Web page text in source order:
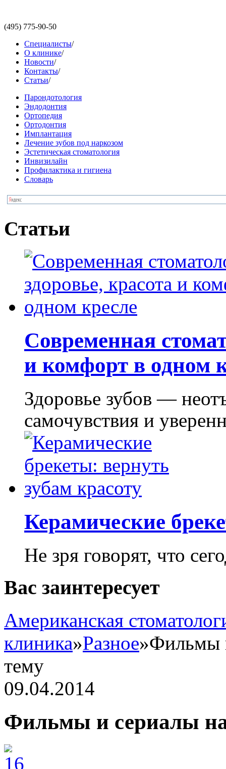
(495) 775-90-50
Специалисты/
О клинике/
Новости/
Контакты/
Статьи/
Парондотология
Эндодонтия
Ортопедия
Ортодонтия
Имплантация
Лечение зубов под наркозом
Эстетическая стоматология
Инвизилайн
Профилактика и гигиена
Словарь
Статьи
Современная
и комфорт в одном
Здоровье зубов —
самочувствия и
Керамические
Не зря говорят, что
Вас заинтересует
Американская
клиника»Разное»Фильмы
тему
09.04.2014
Фильмы и сериалы